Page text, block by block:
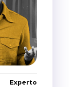
Experto